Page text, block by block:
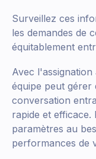
Surveillez ces
les demandes de
équitablement
Avec
équipe peut gérer
conversation
rapide et efficace.
paramètres au
performances de